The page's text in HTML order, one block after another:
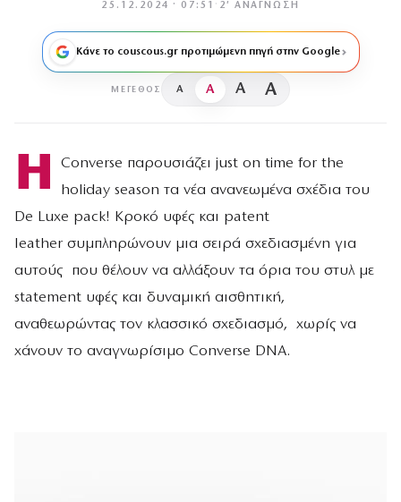
25.12.2024 · 07:51 · 2′ ΑΝΆΓΝΩΣΗ
Κάνε το couscous.gr προτιμώμενη πηγή στην Google
ΜΈΓΕΘΟΣ A A A A
Η
Converse παρουσιάζει just on time for the
holiday season τα νέα ανανεωμένα σχέδια του
De Luxe pack! Κροκό υφές και patent
leather συμπληρώνουν μια σειρά σχεδιασμένη για
αυτούς που θέλουν να αλλάξουν τα όρια του στυλ με
statement υφές και δυναμική αισθητική,
αναθεωρώντας τον κλασσικό σχεδιασμό, χωρίς να
χάνουν το αναγνωρίσιμο Converse DNA.